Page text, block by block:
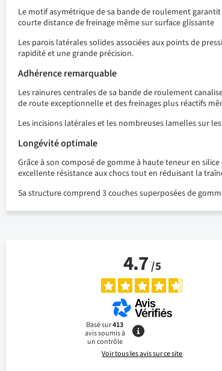
Le motif asymétrique de sa bande de roulement
courte distance de freinage même sur surface glissante
Les parois latérales solides associées aux points de
rapidité et une grande précision.
Adhérence remarquable
Les rainures centrales de sa bande de roulement
de route exceptionnelle et des freinages plus réactifs
Les incisions latérales et les nombreuses lamelles sur
Longévité optimale
Grâce à son composé de gomme à haute teneur en
excellente résistance aux chocs tout en réduisant la
Sa structure comprend 3 couches superposées de
4.7/5
Basé sur413
avis soumis à
un contrôle
Voir tous les avis sur ce site